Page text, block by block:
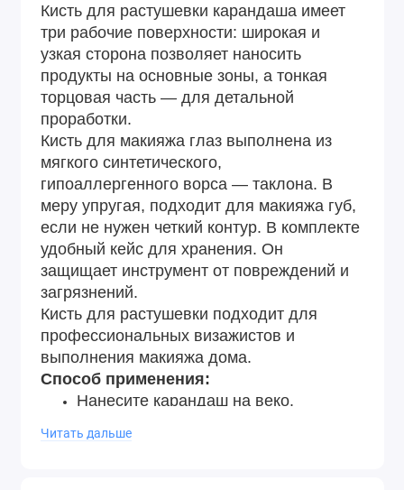
Кисть для растушевки карандаша имеет
три рабочие поверхности: широкая и
узкая сторона позволяет наносить
продукты на основные зоны, а тонкая
торцовая часть — для детальной
проработки.
Кисть для макияжа глаз выполнена из
мягкого синтетического,
гипоаллергенного ворса — таклона. В
меру упругая, подходит для макияжа губ,
если не нужен четкий контур. В комплекте
удобный кейс для хранения. Он
защищает инструмент от повреждений и
загрязнений.
Кисть для растушевки подходит для
профессиональных визажистов и
выполнения макияжа дома.
Способ применения:
Нанесите карандаш на веко.
желаемого эффекта.
Читать дальше